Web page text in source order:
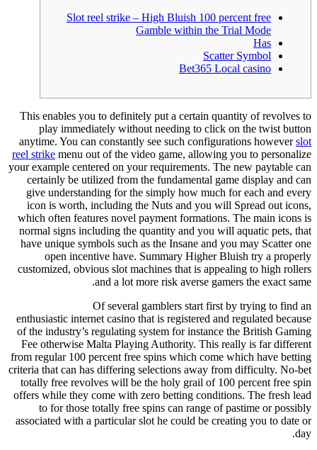
Slot reel strike – High Bluish 100 percent free
Gamble within the Trial Mode
Has
Scatter Symbol
Bet365 Local casino
This enables you to definitely put a certain quantity of revolves to
play immediately without needing to click on the twist button
anytime. You can constantly see such configurations howeverslot
reel strike menu out of the video game, allowing you to personalize
your example centered on your requirements. The new paytable can
certainly be utilized from the fundamental game display and can
give understanding for the simply how much for each and every
icon is worth, including the Nuts and you will Spread out icons,
which often features novel payment formations. The main icons is
normal signs including the quantity and you will aquatic pets, that
have unique symbols such as the Insane and you may Scatter one
open incentive have. Summary Higher Bluish try a properly
customized, obvious slot machines that is appealing to high rollers
and a lot more risk averse gamers the exact same.
Of several gamblers start first by trying to find an
enthusiastic internet casino that is registered and regulated because
of the industry’s regulating system for instance the British Gaming
Fee otherwise Malta Playing Authority. This really is far different
from regular 100 percent free spins which come which have betting
criteria that can has differing selections away from difficulty. No-bet
totally free revolves will be the holy grail of 100 percent free spin
offers while they come with zero betting conditions. The fresh lead
to for those totally free spins can range of pastime or possibly
associated with a particular slot he could be creating you to date or
day.